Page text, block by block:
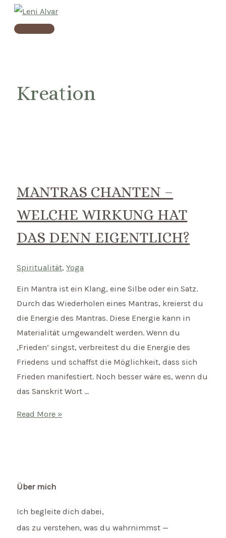
Skip
Main
Kreation
MANTRAS CHANTEN –
WELCHE WIRKUNG HAT
DAS DENN EIGENTLICH?
Spiritualität,Yoga
Ein Mantra ist ein Klang, eine Silbe oder ein Satz.
Durch das Wiederholen eines Mantras, kreierst du
die Energie des Mantras. Diese Energie kann in
Materialität umgewandelt werden. Wenn du
‚Frieden‘ singst, verbreitest du die Energie des
Friedens und schaffst die Möglichkeit, dass sich
Frieden manifestiert. Noch besser wäre es, wenn du
das Sanskrit Wort …
Mantras
hat
denn
eigentlich?
Read More »
Über mich
Ich begleite dich dabei,
das zu verstehen, was du wahrnimmst —